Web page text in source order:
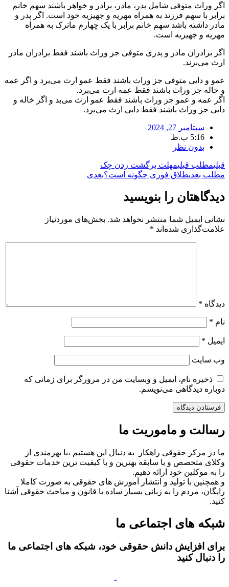
اگر وراث متوفی شامل پدر، مادر، برادر و خواهر باشند سهم خانم
برابر با سهم فرزند به همراه مهریه و جهیزیه خود است. اگر پدر و
مادر داشته باشد سهم خانم برابر با یک چهارم ماترک به همراه
مهریه و جهیزیه است.
اگر برادران مادر و پدری متوفی جز وراث باشند فقط برادران مادر
ارث می‌برند.
عمو و دایی متوفی جز وراث باشند فقط عمو ارث می‌برد و اگر عمه
و خاله جز وراث باشند فقط عمه ارث می‌برد.
اگر عمه و عمو جز وراث باشند فقط عمو ارث می‌بد و اگر خاله و
دایی جز وراث باشند فقط دایی ارث می‌برد.
سپتامبر 27, 2024
5:16 ب.ظ
بدون نظر
قبلیمطلب قبلیمهلت برگشت زدن چک
مطلب بعدیطلاق فوری چگونه است؟بعدی
دیدگاهتان را بنویسید
نشانی ایمیل شما منتشر نخواهد شد. بخش‌های موردنیاز
علامت‌گذاری شده‌اند *
دیدگاه *
نام *
ایمیل *
وب‌ سایت
ذخیره نام، ایمیل و وبسایت من در مرورگر برای زمانی که
دوباره دیدگاهی می‌نویسم.
رسالت و ماموریت ما
ما در مرکز حقوقی راهکار به دنبال این هستیم ،با بهرمندی از
وکلای متخصص و با سابقه بهترین و با کیفیت ترین خدمات حقوقی
را به موکلین خود ارائه دهیم.
و همچنین با تولید و انتشار آموزش های حقوقی به صورت کاملا
رایگان، مردم را به زبانی بسیار ساده با قانون و مباحث حقوقی آشنا
کنید.
شبکه های اجتماعی ما
برای افزایش دانش حقوقی خود، شبکه های اجتماعی ما
را دنبال کنید